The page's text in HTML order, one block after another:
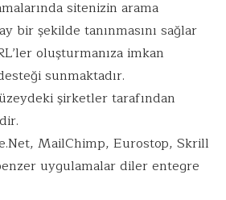
sitenizin arama
bir şekilde tanınmasını sağlar
oluşturmanıza imkan
sunmaktadır.
şirketler tarafından
MailChimp, Eurostop, Skrill
uygulamalar diler entegre